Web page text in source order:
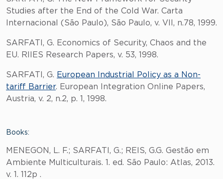
Studies after the End of the Cold War. Carta
Internacional (São Paulo), São Paulo, v. VII, n.78, 1999.
SARFATI, G. Economics of Security, Chaos and the
EU. RIIES Research Papers, v. 53, 1998.
SARFATI, G. European Industrial Policy as a Non-
tariff Barrier. European Integration Online Papers,
Austria, v. 2, n.2, p. 1, 1998.
Books:
MENEGON, L. F.; SARFATI, G.; REIS, G.G. Gestão em
Ambiente Multiculturais. 1. ed. São Paulo: Atlas, 2013.
v. 1. 112p .